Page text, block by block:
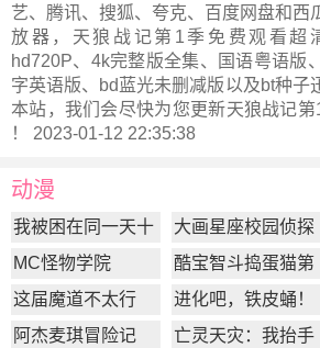
艺、腾讯、搜狐、夸克、百度网盘和西
放器，天狼战记第1季免费观看超
hd720P、4k完整版全集、国语粤语版
字英语版、bd蓝光未删减版以及bt种子
本站，我们会尽快为您更新天狼战记第
！ 2023-01-12 22:35:38
动漫
我被困在同一天十
万年
大画星座校园侦探
第2季
MC怪物学院
酷宝智斗捣蛋猫第
1季
这届魔道不太行 进化吧，铁皮蛹！
阿杰麦琪冒险记 亡灵天灾：我抬手